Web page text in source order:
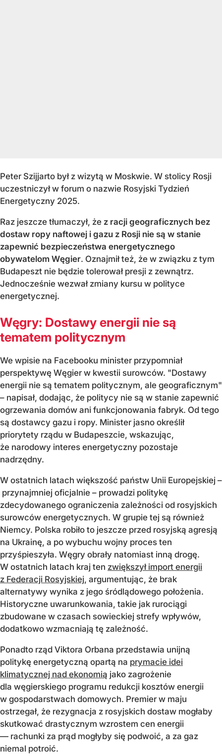
Peter Szijjarto był z wizytą w Moskwie. W stolicy Rosji
uczestniczył w forum o nazwie Rosyjski Tydzień
Energetyczny 2025.
Raz jeszcze tłumaczył, że z racji geograficznych bez
dostaw ropy naftowej i gazu z Rosji nie są w stanie
zapewnić bezpieczeństwa energetycznego
obywatelom Węgier. Oznajmił też, że w związku z tym
Budapeszt nie będzie tolerował presji z zewnątrz.
Jednocześnie wezwał zmiany kursu w polityce
energetycznej.
Węgry: Dostawy energii nie są
tematem politycznym
We wpisie na Facebooku minister przypomniał
perspektywę Węgier w kwestii surowców. "Dostawy
energii nie są tematem politycznym, ale geograficznym"
– napisał, dodając, że politycy nie są w stanie zapewnić
ogrzewania domów ani funkcjonowania fabryk. Od tego
są dostawcy gazu i ropy. Minister jasno określił
priorytety rządu w Budapeszcie, wskazując,
że narodowy interes energetyczny pozostaje
nadrzędny.
W ostatnich latach większość państw Unii Europejskiej –
przynajmniej oficjalnie – prowadzi politykę
zdecydowanego ograniczenia zależności od rosyjskich
surowców energetycznych. W grupie tej są również
Niemcy. Polska robiło to jeszcze przed rosyjską agresją
na Ukrainę, a po wybuchu wojny proces ten
przyśpieszyła. Węgry obrały natomiast inną drogę.
W ostatnich latach kraj ten zwiększył import energii
z Federacji Rosyjskiej, argumentując, że brak
alternatywy wynika z jego śródlądowego położenia.
Historyczne uwarunkowania, takie jak rurociągi
zbudowane w czasach sowieckiej strefy wpływów,
dodatkowo wzmacniają tę zależność.
Ponadto rząd Viktora Orbana przedstawia unijną
politykę energetyczną opartą na prymacie idei
klimatycznej nad ekonomią jako zagrożenie
dla węgierskiego programu redukcji kosztów energii
w gospodarstwach domowych. Premier w maju
ostrzegał, że rezygnacja z rosyjskich dostaw mogłaby
skutkować drastycznym wzrostem cen energii
— rachunki za prąd mogłyby się podwoić, a za gaz
niemal potroić.